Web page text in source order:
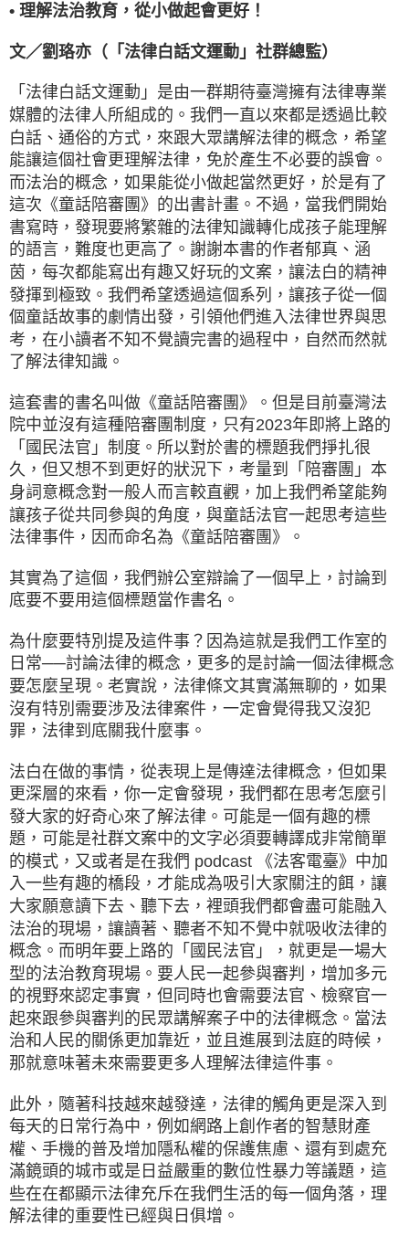
• 理解法治教育，從小做起會更好！
文／劉珞亦（「法律白話文運動」社群總監）
「法律白話文運動」是由一群期待臺灣擁有法律專業
媒體的法律人所組成的。我們一直以來都是透過比較
白話、通俗的方式，來跟大眾講解法律的概念，希望
能讓這個社會更理解法律，免於產生不必要的誤會。
而法治的概念，如果能從小做起當然更好，於是有了
這次《童話陪審團》的出書計畫。不過，當我們開始
書寫時，發現要將繁雜的法律知識轉化成孩子能理解
的語言，難度也更高了。謝謝本書的作者郁真、涵
茵，每次都能寫出有趣又好玩的文案，讓法白的精神
發揮到極致。我們希望透過這個系列，讓孩子從一個
個童話故事的劇情出發，引領他們進入法律世界與思
考，在小讀者不知不覺讀完書的過程中，自然而然就
了解法律知識。
這套書的書名叫做《童話陪審團》。但是目前臺灣法
院中並沒有這種陪審團制度，只有2023年即將上路的
「國民法官」制度。所以對於書的標題我們掙扎很
久，但又想不到更好的狀況下，考量到「陪審團」本
身詞意概念對一般人而言較直觀，加上我們希望能夠
讓孩子從共同參與的角度，與童話法官一起思考這些
法律事件，因而命名為《童話陪審團》。
其實為了這個，我們辦公室辯論了一個早上，討論到
底要不要用這個標題當作書名。
為什麼要特別提及這件事？因為這就是我們工作室的
日常──討論法律的概念，更多的是討論一個法律概念
要怎麼呈現。老實說，法律條文其實滿無聊的，如果
沒有特別需要涉及法律案件，一定會覺得我又沒犯
罪，法律到底關我什麼事。
法白在做的事情，從表現上是傳達法律概念，但如果
更深層的來看，你一定會發現，我們都在思考怎麼引
發大家的好奇心來了解法律。可能是一個有趣的標
題，可能是社群文案中的文字必須要轉譯成非常簡單
的模式，又或者是在我們 podcast 《法客電臺》中加
入一些有趣的橋段，才能成為吸引大家關注的餌，讓
大家願意讀下去、聽下去，裡頭我們都會盡可能融入
法治的現場，讓讀著、聽者不知不覺中就吸收法律的
概念。而明年要上路的「國民法官」，就更是一場大
型的法治教育現場。要人民一起參與審判，增加多元
的視野來認定事實，但同時也會需要法官、檢察官一
起來跟參與審判的民眾講解案子中的法律概念。當法
治和人民的關係更加靠近，並且進展到法庭的時候，
那就意味著未來需要更多人理解法律這件事。
此外，隨著科技越來越發達，法律的觸角更是深入到
每天的日常行為中，例如網路上創作者的智慧財產
權、手機的普及增加隱私權的保護焦慮、還有到處充
滿鏡頭的城市或是日益嚴重的數位性暴力等議題，這
些在在都顯示法律充斥在我們生活的每一個角落，理
解法律的重要性已經與日俱增。